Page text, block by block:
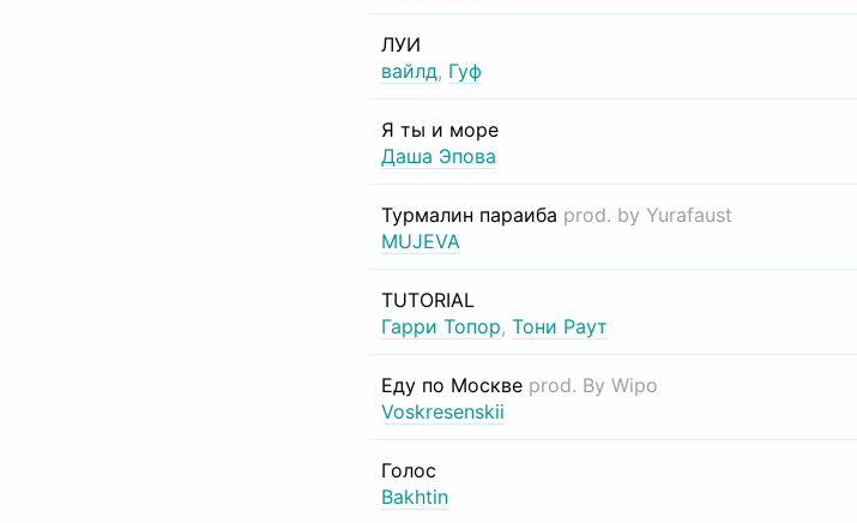
ЛУИ
вайлд, Гуф
Я ты и море
Даша Эпова
Турмалин параиба prod. by Yurafaust
MUJEVA
TUTORIAL
Гарри Топор, Тони Раут
Еду по Москве prod. By Wipo
Voskresenskii
Голос
Bakhtin